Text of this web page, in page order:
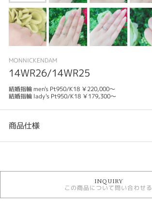
MONNICKENDAM
14WR26/14WR25
結婚指輪 men's Pt950/K18 ￥220,000～
結婚指輪 lady's Pt950/K18 ￥179,300～
商品仕様
MONNICKENDAM 結婚指輪
結婚指輪コンビネーション
結婚指輪キュート
INQUIRY
この商品について問い合わせる